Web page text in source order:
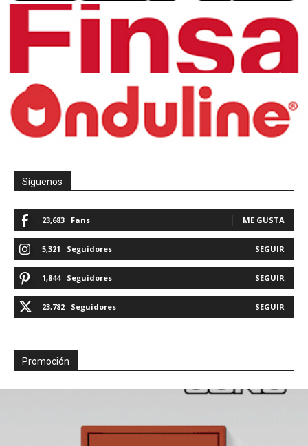
Síguenos
23,683 Fans ME GUSTA
5,321 Seguidores SEGUIR
1,844 Seguidores SEGUIR
23,782 Seguidores SEGUIR
Promoción